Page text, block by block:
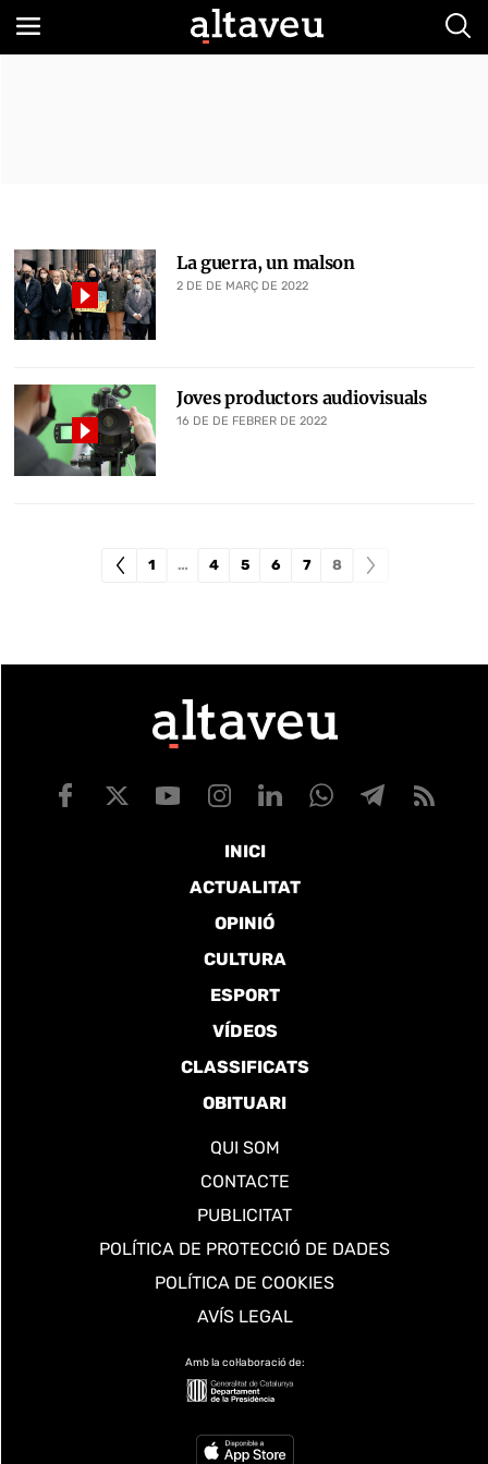
La guerra, un malson
2 DE DE MARÇ DE 2022
Joves productors audiovisuals
16 DE DE FEBRER DE 2022
1 … 4 5 6 7 8
INICI
ACTUALITAT
OPINIÓ
CULTURA
ESPORT
VÍDEOS
CLASSIFICATS
OBITUARI
QUI SOM
CONTACTE
PUBLICITAT
POLÍTICA DE PROTECCIÓ DE DADES
POLÍTICA DE COOKIES
AVÍS LEGAL
Amb la col·laboració de: